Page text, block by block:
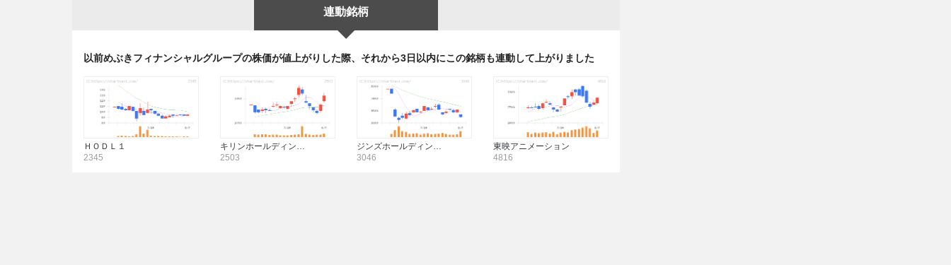
連動銘柄
以前めぶきフィナンシャルグループの株価が値上がりした際、それから3日以内にこの銘柄も連動して上がりました
ＨＯＤＬ１
2345
キリンホールディン…
2503
ジンズホールディン…
3046
東映アニメーション
4816